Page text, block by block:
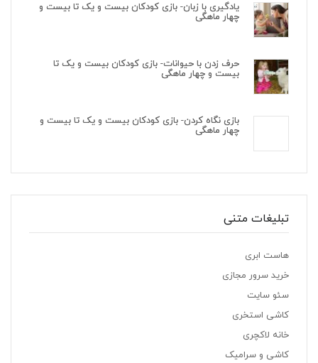
یادگیری با زبان- بازی کودکان بیست و یک تا بیست و
چهار ماهگی
حرف زدن با حیوانات- بازی کودکان بیست و یک تا
بیست و چهار ماهگی
بازی نگاه کردن- بازی کودکان بیست و یک تا بیست و
چهار ماهگی
تبلیغات متنی
هاست ابری
خرید سرور مجازی
سئو سایت
کاشی استخری
خانه لاکچری
کاشی و سرامیک